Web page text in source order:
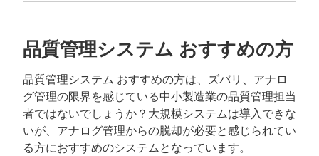
品質管理システム おすすめの方
品質管理システム おすすめの方は、ズバリ、アナロ
グ管理の限界を感じている中小製造業の品質管理担当
者ではないでしょうか？大規模システムは導入できな
いが、アナログ管理からの脱却が必要と感じられてい
る方におすすめのシステムとなっています。